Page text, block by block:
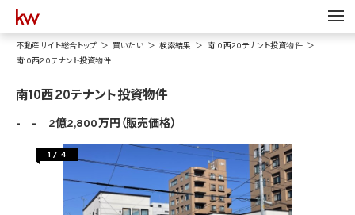
不動産サイト総合トップ 買いたい 検索結果
南10西20テナント投資物件
南10西20テナント投資物件
南10西20テナント投資物件
- - 2億2,800万円（販売価格）
1 / 4